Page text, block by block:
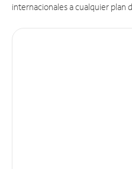
internacionales a cualquier plan